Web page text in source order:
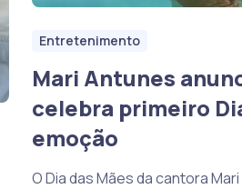
Entretenimento
Mari Antunes
celebra primeiro
emoção
O Dia das Mães da cantora